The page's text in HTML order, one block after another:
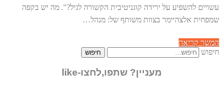
עשויים להשפיע על ירידה קוגניטיבית הקשורה לגיל?". מה יש בקפה
שמפחית אלצהיימר בצוות משותף של: מנהל…
המשך קריאה
חיפוש
חיפוש
מעניין? שתפו,לחצו-like